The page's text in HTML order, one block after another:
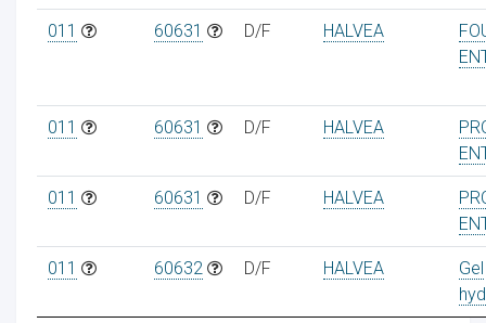
011 60631 D/F HALVEA
011 60631 D/F HALVEA
011 60631 D/F HALVEA
011 60632 D/F HALVEA
Gel